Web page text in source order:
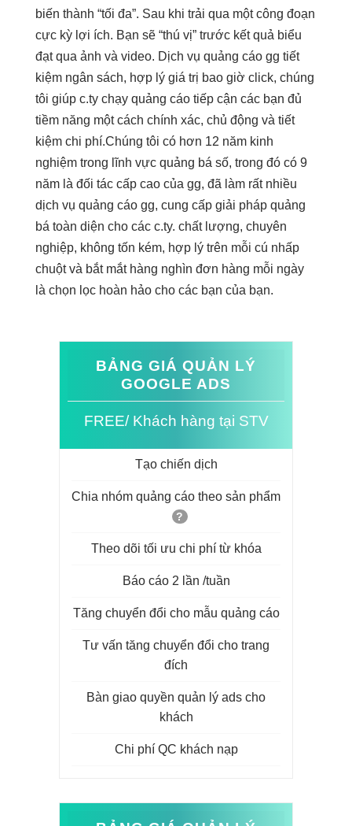
biến thành “tối đa”. Sau khi trải qua một công đoạn
cực kỳ lợi ích. Bạn sẽ “thú vị” trước kết quả biểu
đạt qua ảnh và video. Dịch vụ quảng cáo gg tiết
kiệm ngân sách, hợp lý giá trị bao giờ click, chúng
tôi giúp c.ty chạy quảng cáo tiếp cận các bạn đủ
tiềm năng một cách chính xác, chủ động và tiết
kiệm chi phí.Chúng tôi có hơn 12 năm kinh
nghiệm trong lĩnh vực quảng bá số, trong đó có 9
năm là đối tác cấp cao của gg, đã làm rất nhiều
dịch vụ quảng cáo gg, cung cấp giải pháp quảng
bá toàn diện cho các c.ty. chất lượng, chuyên
nghiệp, không tốn kém, hợp lý trên mỗi cú nhấp
chuột và bắt mắt hàng nghìn đơn hàng mỗi ngày
là chọn lọc hoàn hảo cho các bạn của bạn.
BẢNG GIÁ QUẢN LÝ
GOOGLE ADS
FREE/ Khách hàng tại STV
Tạo chiến dịch
Chia nhóm quảng cáo theo sản phẩm
?
Theo dõi tối ưu chi phí từ khóa
Báo cáo 2 lần /tuần
Tăng chuyển đổi cho mẫu quảng cáo
Tư vấn tăng chuyển đổi cho trang
đích
Bàn giao quyền quản lý ads cho
khách
Chi phí QC khách nạp